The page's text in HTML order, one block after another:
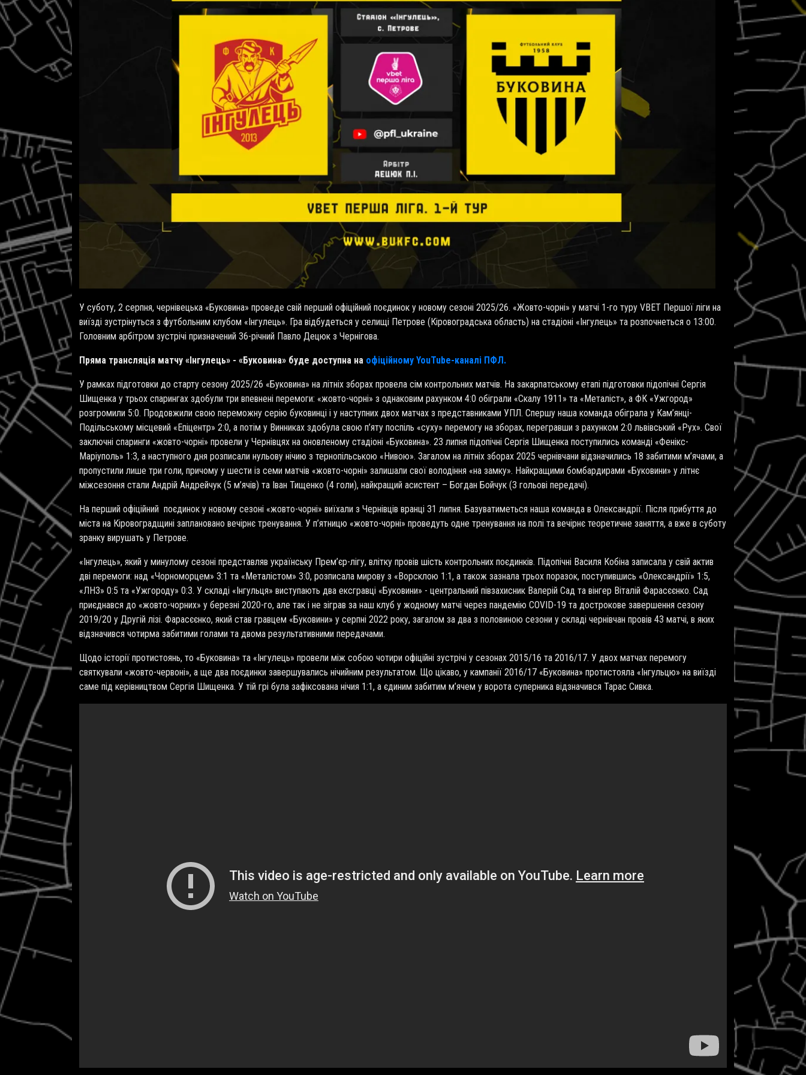
У суботу, 2 серпня, чернівецька «Буковина» проведе свій перший офіційний поєдинок у новому сезоні 2025/26. «Жовто-чорні» у матчі 1-го туру VBET Першої ліги на
виїзді зустрінуться з футбольним клубом «Інгулець». Гра відбудеться у селищі Петрове (Кіровоградська область) на стадіоні «Інгулець» та розпочнеться о 13:00.
Головним арбітром зустрічі призначений 36-річний Павло Децюк з Чернігова.
Пряма трансляція матчу «Інгулець» - «Буковина» буде доступна на офіційному YouTube-каналі ПФЛ.
У рамках підготовки до старту сезону 2025/26 «Буковина» на літніх зборах провела сім контрольних матчів. На закарпатському етапі підготовки підопічні Сергія
Шищенка у трьох спарингах здобули три впевнені перемоги: «жовто-чорні» з однаковим рахунком 4:0 обіграли «Скалу 1911» та «Металіст», а ФК «Ужгород»
розгромили 5:0. Продовжили свою переможну серію буковинці і у наступних двох матчах з представниками УПЛ. Спершу наша команда обіграла у Кам’янці-
Подільському місцевий «Епіцентр» 2:0, а потім у Винниках здобула свою п’яту поспіль «суху» перемогу на зборах, перегравши з рахунком 2:0 львівський «Рух». Свої
заключні спаринги «жовто-чорні» провели у Чернівцях на оновленому стадіоні «Буковина». 23 липня підопічні Сергія Шищенка поступились команді «Фенікс-
Маріуполь» 1:3, а наступного дня розписали нульову нічию з тернопільською «Нивою». Загалом на літніх зборах 2025 чернівчани відзначились 18 забитими м’ячами, а
пропустили лише три голи, причому у шести із семи матчів «жовто-чорні» залишали свої володіння «на замку». Найкращими бомбардирами «Буковини» у літнє
міжсезоння стали Андрій Андрейчук (5 м’ячів) та Іван Тищенко (4 голи), найкращий асистент – Богдан Бойчук (3 гольові передачі).
На перший офіційний поєдинок у новому сезоні «жовто-чорні» виїхали з Чернівців вранці 31 липня. Базуватиметься наша команда в Олександрії. Після прибуття до
міста на Кіровоградщині заплановано вечірнє тренування. У п’ятницю «жовто-чорні» проведуть одне тренування на полі та вечірнє теоретичне заняття, а вже в суботу
зранку вирушать у Петрове.
«Інгулець», який у минулому сезоні представляв українську Прем’єр-лігу, влітку провів шість контрольних поєдинків. Підопічні Василя Кобіна записала у свій актив
дві перемоги: над «Чорноморцем» 3:1 та «Металістом» 3:0, розписала мирову з «Ворсклою 1:1, а також зазнала трьох поразок, поступившись «Олександрії» 1:5,
«ЛНЗ» 0:5 та «Ужгороду» 0:3. У складі «Інгульця» виступають два ексгравці «Буковини» - центральний півзахисник Валерій Сад та вінгер Віталій Фарасєєнко. Сад
приєднався до «жовто-чорних» у березні 2020-го, але так і не зіграв за наш клуб у жодному матчі через пандемію COVID-19 та дострокове завершення сезону
2019/20 у Другій лізі. Фарасєєнко, який став гравцем «Буковини» у серпні 2022 року, загалом за два з половиною сезони у складі чернівчан провів 43 матчі, в яких
відзначився чотирма забитими голами та двома результативними передачами.
Щодо історії протистоянь, то «Буковина» та «Інгулець» провели між собою чотири офіційні зустрічі у сезонах 2015/16 та 2016/17. У двох матчах перемогу
святкували «жовто-червоні», а ще два поєдинки завершувались нічийним результатом. Що цікаво, у кампанії 2016/17 «Буковина» протистояла «Інгульцю» на виїзді
саме під керівництвом Сергія Шищенка. У тій грі була зафіксована нічия 1:1, а єдиним забитим м’ячем у ворота суперника відзначився Тарас Сивка.